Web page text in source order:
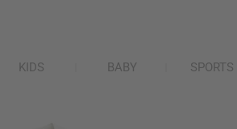
KIDS BABY SPORTS